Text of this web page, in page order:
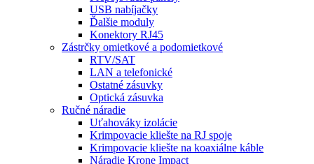
USB nabíjačky
Ďalšie moduly
Konektory RJ45
Zástrčky omietkové a podomietkové
RTV/SAT
LAN a telefonické
Ostatné zásuvky
Optická zásuvka
Ručné náradie
Uťahováky izolácie
Krimpovacie kliešte na RJ spoje
Krimpovacie kliešte na koaxiálne káble
Náradie Krone Impact